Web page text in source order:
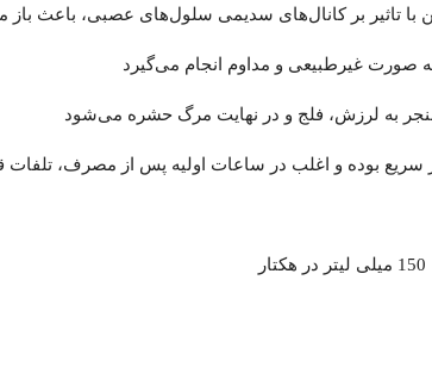
با تاثیر بر کانال‌های سدیمی سلول‌های عصبی، باعث باز
صورت غیرطبیعی و مداوم انجام می‌گیرد
به لرزش، فلج و در نهایت مرگ حشره می‌شود
سریع بوده و اغلب در ساعات اولیه پس از مصرف،